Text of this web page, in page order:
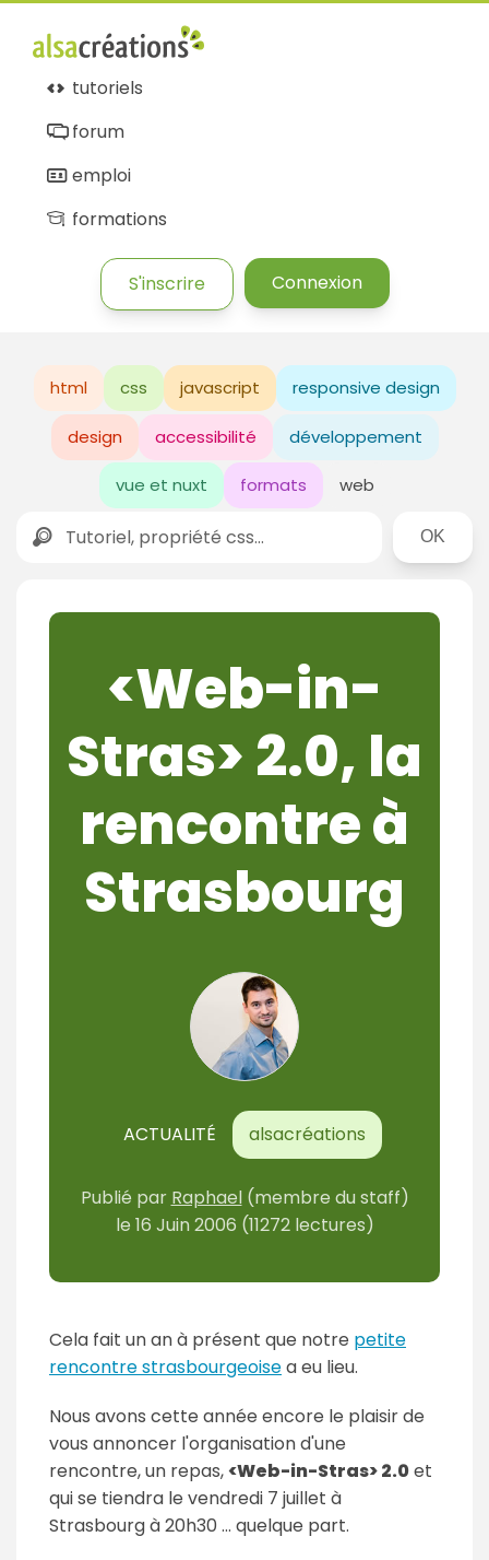
tutoriels
forum
emploi
formations
S'inscrire Connexion
html css javascript responsive design
design accessibilité développement
vue et nuxt formats web
Rechercher
<Web-in-
Stras> 2.0, la
rencontre à
Strasbourg
ACTUALITÉ alsacréations
Publié par Raphael (membre du staff)
le 16 Juin 2006 (11272 lectures)
Cela fait un an à présent que notre petite
rencontre strasbourgeoisea eu lieu.
Nous avons cette année encore le plaisir de
vous annoncer l'organisation d'une
rencontre, un repas,<Web-in-Stras> 2.0et
qui se tiendra le vendredi 7 juillet à
Strasbourg à 20h30 ... quelque part.